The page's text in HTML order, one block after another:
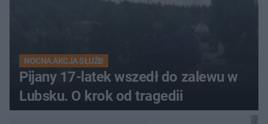
NOCNA AKCJA SŁUŻB
Pijany 17-latek wszedł do zalewu w
Lubsku. O krok od tragedii